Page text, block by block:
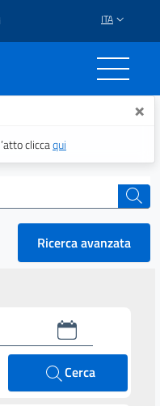
ITA
×
cliccaqui
cerca
Ricerca avanzata
Cerca